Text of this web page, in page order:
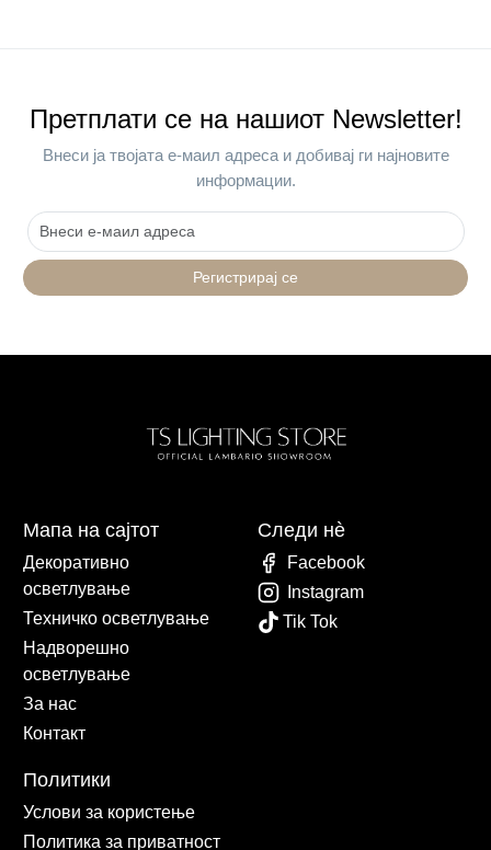
Претплати се на нашиот Newsletter!
Внеси ја твојата е-маил адреса и добивај ги најновите
информации.
Регистрирај се
Мапа на сајтот
Декоративно
осветлување
Техничко осветлување
Надворешно
осветлување
За нас
Контакт
Политики
Услови за користење
Политика за приватност
Следи нè
Facebook
Instagram
Tik Tok